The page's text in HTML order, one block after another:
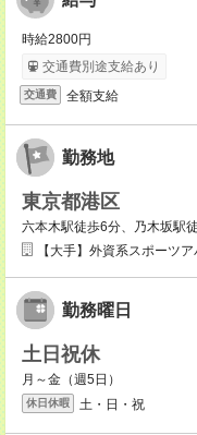
時給2800円
交通費別途支給あり
交通費 全額支給
勤務地
東京都港区
六本木駅徒歩6分、乃木坂駅
【大手】外資系スポーツ
勤務曜日
土日祝休
月～金（週5日）
休日休暇 土・日・祝